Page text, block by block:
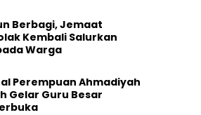
Berbagi, Jemaat
Kembali Salurkan
Warga
Perempuan Ahmadiyah
Gelar Guru Besar